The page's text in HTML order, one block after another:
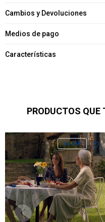
Cambios y Devoluciones
Medios de pago
Características
PRODUCTOS QUE